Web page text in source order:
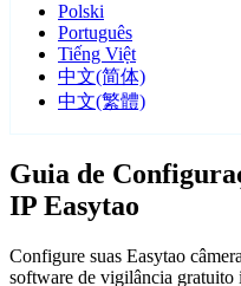
Polski
Português
Tiếng Việt
中文(简体)
中文(繁體)
Guia de
IP Easytao
Configure suas Easytao
software de vigilância gratuito